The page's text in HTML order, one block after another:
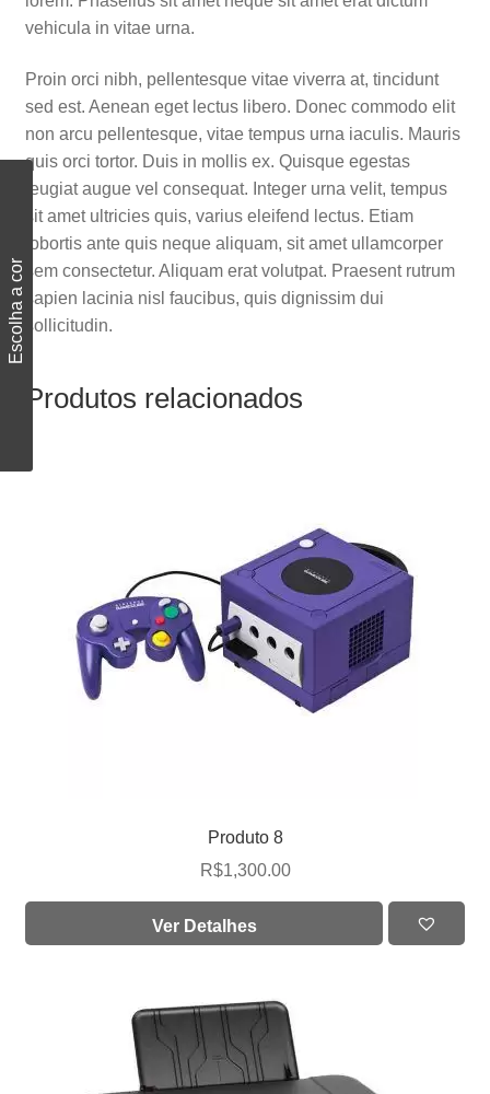
vehicula in vitae urna.
Proin orci nibh, pellentesque vitae viverra at, tincidunt
sed est. Aenean eget lectus libero. Donec commodo elit
non arcu pellentesque, vitae tempus urna iaculis. Mauris
quis orci tortor. Duis in mollis ex. Quisque egestas
feugiat augue vel consequat. Integer urna velit, tempus
sit amet ultricies quis, varius eleifend lectus. Etiam
lobortis ante quis neque aliquam, sit amet ullamcorper
sem consectetur. Aliquam erat volutpat. Praesent rutrum
sapien lacinia nisl faucibus, quis dignissim dui
sollicitudin.
Produtos relacionados
Produto 8
R$1,300.00
Ver Detalhes
Escolha a cor